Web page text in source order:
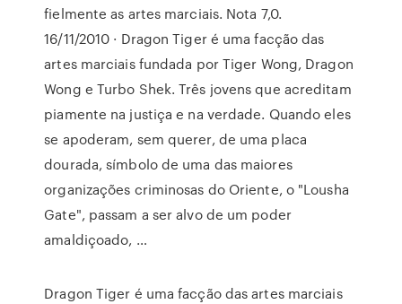
fielmente as artes marciais. Nota 7,0.
16/11/2010 · Dragon Tiger é uma facção das
artes marciais fundada por Tiger Wong, Dragon
Wong e Turbo Shek. Três jovens que acreditam
piamente na justiça e na verdade. Quando eles
se apoderam, sem querer, de uma placa
dourada, símbolo de uma das maiores
organizações criminosas do Oriente, o "Lousha
Gate", passam a ser alvo de um poder
amaldiçoado, …
Dragon Tiger é uma facção das artes marciais